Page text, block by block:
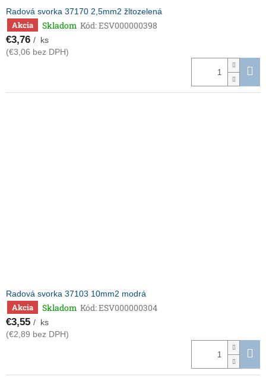
Radová svorka 37170 2,5mm2 žltozelená
Akcia Skladom Kód:ESV000000398
€3,76 / ks
(€3,06 bez DPH)
Radová svorka 37103 10mm2 modrá
Akcia Skladom Kód:ESV000000304
€3,55 / ks
(€2,89 bez DPH)